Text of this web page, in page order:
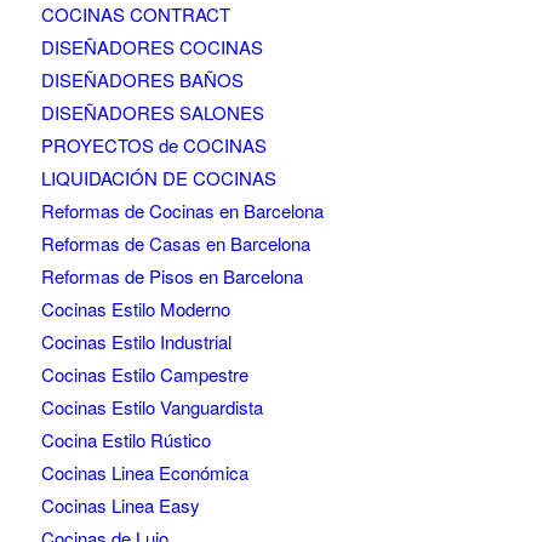
COCINAS CONTRACT
DISEÑADORES COCINAS
DISEÑADORES BAÑOS
DISEÑADORES SALONES
PROYECTOS de COCINAS
LIQUIDACIÓN DE COCINAS
Reformas de Cocinas en Barcelona
Reformas de Casas en Barcelona
Reformas de Pisos en Barcelona
Cocinas Estilo Moderno
Cocinas Estilo Industrial
Cocinas Estilo Campestre
Cocinas Estilo Vanguardista
Cocina Estilo Rústico
Cocinas Linea Económica
Cocinas Linea Easy